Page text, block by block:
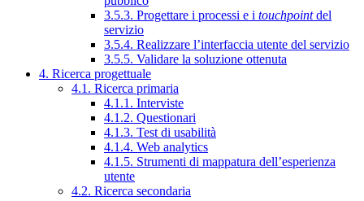
3.5.3. Progettare i processi e i touchpointdel
servizio
3.5.4. Realizzare l’interfaccia utente del servizio
3.5.5. Validare la soluzione ottenuta
4. Ricerca progettuale
4.1. Ricerca primaria
4.1.1. Interviste
4.1.2. Questionari
4.1.3. Test di usabilità
4.1.4. Web analytics
4.1.5. Strumenti di mappatura dell’esperienza
utente
4.2. Ricerca secondaria